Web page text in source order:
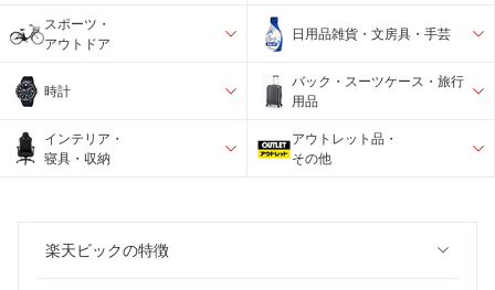
スポーツ・
アウトドア
日用品雑貨・文房具・手芸
時計
バック・スーツケース・旅行
用品
インテリア・
寝具・収納
アウトレット品・
その他
楽天ビックの特徴